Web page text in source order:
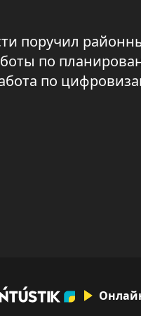
поручил
по
по